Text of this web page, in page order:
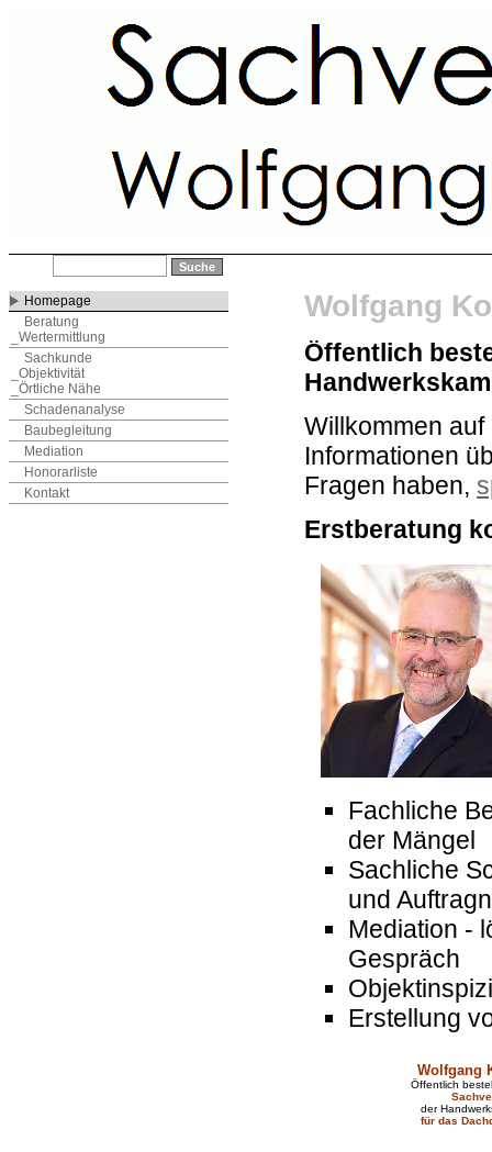
Homepage
Beratung
_Wertermittlung
Sachkunde
_Objektivität
_Örtliche Nähe
Schadenanalyse
Baubegleitung
Mediation
Honorarliste
Kontakt
Wolfgang
Öffentlich
Willkommen
Informationen
Fragen haben,
Erstberatung
Fachliche
der Mängel
Sachliche
und
Mediation -
Gespräch
Erstellung
Wolfgang
Öffentlich
der
für das